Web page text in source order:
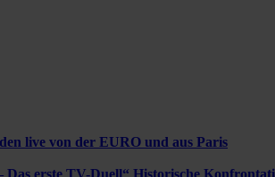
live von der EURO und aus Paris
erste TV-Duell“ Historische